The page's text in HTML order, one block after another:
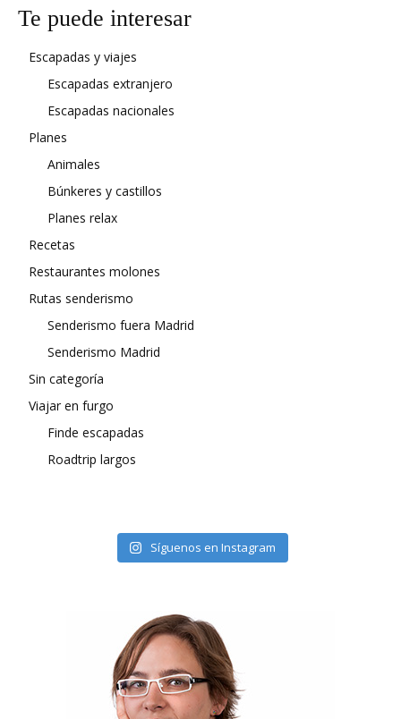
Te puede interesar
Escapadas y viajes
Escapadas extranjero
Escapadas nacionales
Planes
Animales
Búnkeres y castillos
Planes relax
Recetas
Restaurantes molones
Rutas senderismo
Senderismo fuera Madrid
Senderismo Madrid
Sin categoría
Viajar en furgo
Finde escapadas
Roadtrip largos
Síguenos en Instagram